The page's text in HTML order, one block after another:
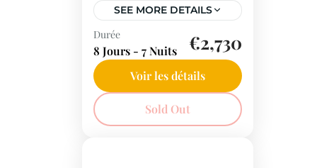
SEE MORE DETAILS
Le GR 20 Sud est la partie
la plus simple, ou plutôt
devrions nous dire "un peu
moins difficile que la
partie nord". Ce n'est...
Durée
8 Jours - 7 Nuits €2,730
Voir les détails
Sold Out